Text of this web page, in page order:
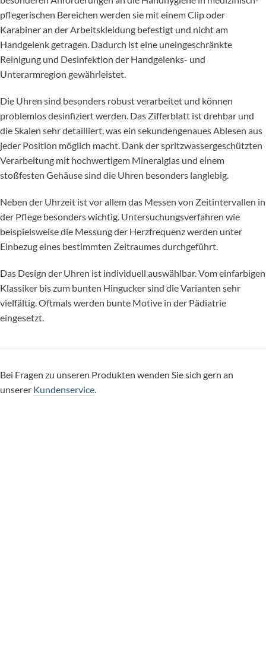
pflegerischen Bereichen werden sie mit einem Clip oder
Karabiner an der Arbeitskleidung befestigt und nicht am
Handgelenk getragen. Dadurch ist eine uneingeschränkte
Reinigung und Desinfektion der Handgelenks- und
Unterarmregion gewährleistet.
Die Uhren sind besonders robust verarbeitet und können
problemlos desinfiziert werden. Das Zifferblatt ist drehbar und
die Skalen sehr detailliert, was ein sekundengenaues Ablesen aus
jeder Position möglich macht. Dank der spritzwassergeschützten
Verarbeitung mit hochwertigem Mineralglas und einem
stoßfesten Gehäuse sind die Uhren besonders langlebig.
Neben der Uhrzeit ist vor allem das Messen von Zeitintervallen in
der Pflege besonders wichtig. Untersuchungsverfahren wie
beispielsweise die Messung der Herzfrequenz werden unter
Einbezug eines bestimmten Zeitraumes durchgeführt.
Das Design der Uhren ist individuell auswählbar. Vom einfarbigen
Klassiker bis zum bunten Hingucker sind die Varianten sehr
vielfältig. Oftmals werden bunte Motive in der Pädiatrie
eingesetzt.
Bei Fragen zu unseren Produkten wenden Sie sich gern an
unserer Kundenservice.